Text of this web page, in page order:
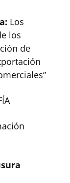
Los
los
de